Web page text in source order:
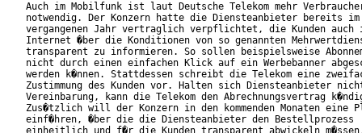
Auch im Mobilfunk ist laut Deutsche Telekom mehr
notwendig. Der Konzern hatte die Diensteanbieter bereits im
vergangenen Jahr vertraglich verpflichtet, die Kunden auch
Internet �ber die Konditionen von so genannten
transparent zu informieren. So sollen beispielsweise
nicht durch einen einfachen Klick auf ein Werbebanner
werden k�nnen. Stattdessen schreibt die Telekom eine
Zustimmung des Kunden vor. Halten sich Diensteanbieter
Vereinbarung, kann die Telekom den Abrechnungsvertrag
Zus�tzlich will der Konzern in den kommenden Monaten eine
einf�hren, �ber die die Diensteanbieter den Bestellprozess
einheitlich und f�r die Kunden transparent abwickeln